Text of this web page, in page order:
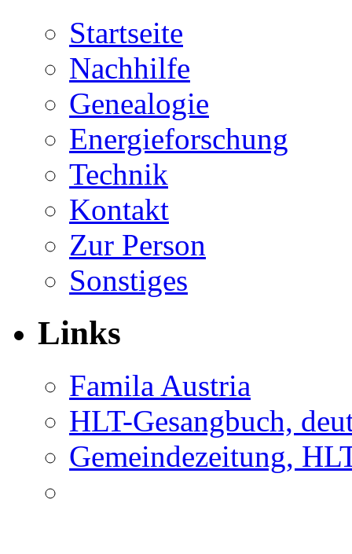
Startseite
Nachhilfe
Genealogie
Energieforschung
Technik
Kontakt
Zur Person
Sonstiges
Links
Famila Austria
HLT-Gesangbuch,
Gemeindezeitung,